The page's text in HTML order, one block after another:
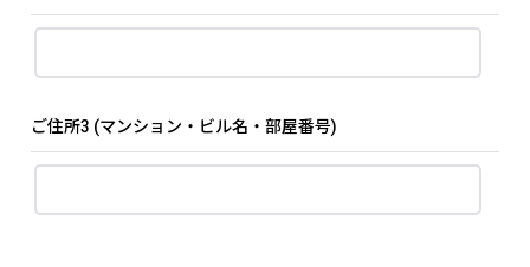
ご住所3 (マンション・ビル名・部屋番号)